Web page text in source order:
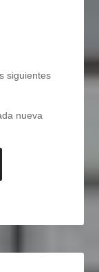
siguientes
nueva